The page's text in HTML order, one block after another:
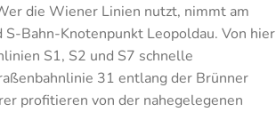
die Wiener Linien nutzt, nimmt am
Bahn-Knotenpunkt Leopoldau. Von hier
S1, S2 und S7 schnelle
31 entlang der Brünner
profitieren von der nahegelegenen